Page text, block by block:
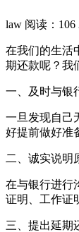
law 阅读：106
在我们的生活
期还款呢？我
一、及时与银
一旦发现自己
好提前做好准
二、诚实说明
在与银行进行
证明、工作证
三、提出延期